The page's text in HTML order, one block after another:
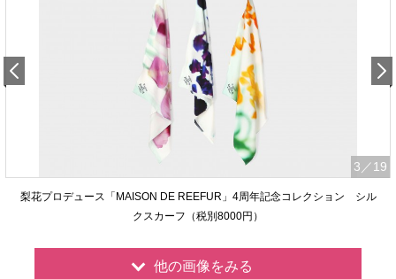
3 ／19
梨花プロデュース「MAISON DE REEFUR」4周年記念コレクション シル
クスカーフ（税別8000円）
他の画像をみる